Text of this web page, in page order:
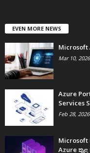
EVEN MORE NEWS
Microsoft
Mar 10, 2026
Azure
Services
Feb 28, 2026
Microsoft
Azure තුළ